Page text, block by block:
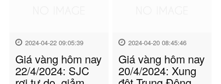
2024-04-22 09:05:39
Giá vàng hôm nay
22/4/2024: SJC
2024-04-20 08:45:46
Giá vàng hôm nay
20/4/2024: Xung